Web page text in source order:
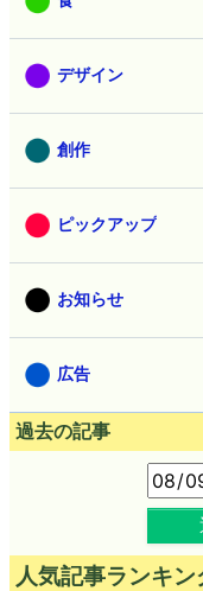
デザイン
創作
ピックアップ
お知らせ
広告
過去の記事
人気記事ランキン